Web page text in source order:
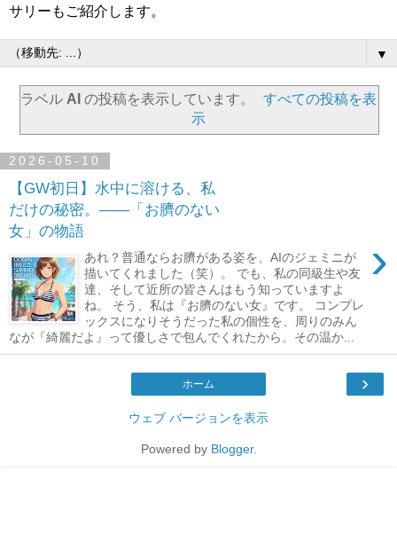
サリーもご紹介します。
▼
ラベル AI の投稿を表示しています。
すべての投稿を表
示
2026-05-10
【GW初日】水中に溶ける、私
だけの秘密。――「お臍のない
女」の物語
›
あれ？普通ならお臍がある姿を、AIのジェミニが
描いてくれました（笑）。 でも、私の同級生や友
達、そして近所の皆さんはもう知っていますよ
ね。 そう、私は『お臍のない女』です。 コンプレ
ックスになりそうだった私の個性を、周りのみん
なが『綺麗だよ』って優しさで包んでくれたから。その温か...
›
ホーム
ウェブ バージョンを表示
Powered by Blogger.